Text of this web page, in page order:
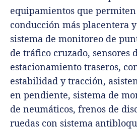
equipamientos que
conducción más placentera
sistema de monitoreo de
de tráfico cruzado, sensores
estacionamiento traseros,
estabilidad y tracción,
en pendiente, sistema de
de neumáticos, frenos de
ruedas con sistema